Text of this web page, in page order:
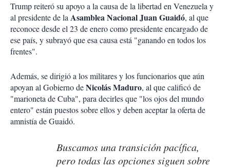
Trump reiteró su apoyo a la causa de la libertad en Venezuela y
al presidente de laAsamblea Nacional Juan Guaidó, al que
reconoce desde el 23 de enero como presidente encargado de
ese país, y subrayó que esa causa está "ganando en todos los
frentes".
Además, se dirigió a los militares y los funcionarios que aún
apoyan al Gobierno deNicolás Maduro, al que calificó de
"marioneta de Cuba", para decirles que "los ojos del mundo
entero" están puestos sobre ellos y deben aceptar la oferta de
amnistía de Guaidó.
Buscamos una transición pacífica,
pero todas las opciones siguen sobre